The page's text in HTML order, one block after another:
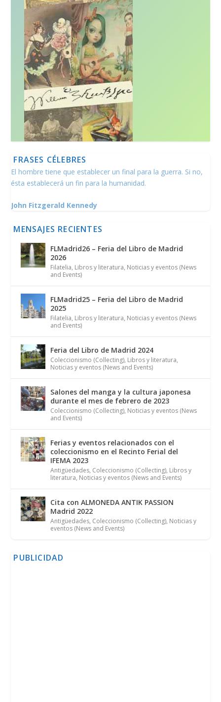
FRASES CÉLEBRES
El hombre tiene que establecer un final para la guerra. Si no,
ésta establecerá un fin para la humanidad.
John Fitzgerald Kennedy
MENSAJES RECIENTES
FLMadrid26 – Feria del Libro de Madrid
2026
Filatelia, Libros y literatura, Noticias y eventos (News
and Events)
FLMadrid25 – Feria del Libro de Madrid
2025
Filatelia, Libros y literatura, Noticias y eventos (News
and Events)
Feria del Libro de Madrid 2024
Coleccionismo (Collecting), Libros y literatura,
Noticias y eventos (News and Events)
Salones del manga y la cultura japonesa
durante el mes de febrero de 2023
Coleccionismo (Collecting), Noticias y eventos (News
and Events)
Ferias y eventos relacionados con el
coleccionismo en el Recinto Ferial del
IFEMA 2023
Antigüedades, Coleccionismo (Collecting), Libros y
literatura, Noticias y eventos (News and Events)
Cita con ALMONEDA ANTIK PASSION
Madrid 2022
Antigüedades, Coleccionismo (Collecting), Noticias y
eventos (News and Events)
PUBLICIDAD